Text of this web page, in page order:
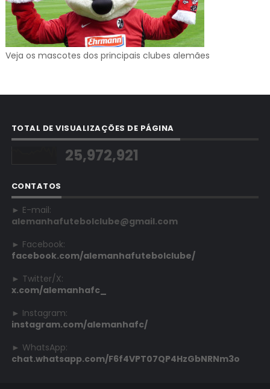
Veja os mascotes dos principais clubes alemães
TOTAL DE VISUALIZAÇÕES DE PÁGINA
25,972,921
CONTATOS
► E-mail:
alemanhafutebolclube@gmail.com
► Facebook:
facebook.com/alemanhafutebolclube/
► Twitter/X:
x.com/alemanhafc_
► Instagram:
instagram.com/alemanhafc/
► WhatsApp:
chat.whatsapp.com/F6f4VPT07QP4HzGbNRNm3o